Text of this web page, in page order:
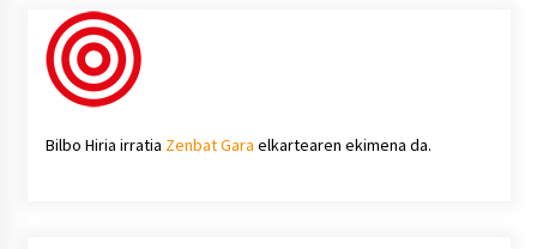
Bilbo Hiria irratia Zenbat Gara elkartearen ekimena da.